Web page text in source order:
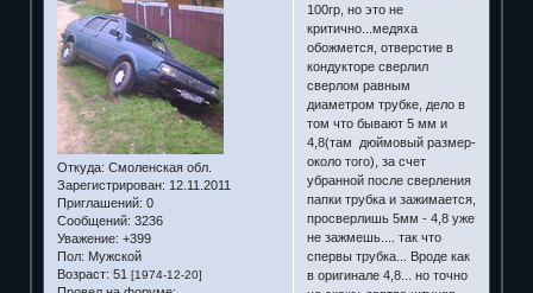
Откуда: Смоленская обл.
Зарегистрирован: 12.11.2011
Приглашений: 0
Сообщений: 3236
Уважение: +399
Пол: Мужской
Возраст: 51 [1974-12-20]
100гр, но это не
критично...медяха
обожмется, отверстие в
кондукторе сверлил
сверлом равным
диаметром трубке, дело в
том что бывают 5 мм и
4,8(там дюймовый размер-
около того), за счет
убранной после сверления
папки трубка и зажимается,
просверлишь 5мм - 4,8 уже
не зажмешь.... так что
спервы трубка... Вроде как
в оригинале 4,8... но точно